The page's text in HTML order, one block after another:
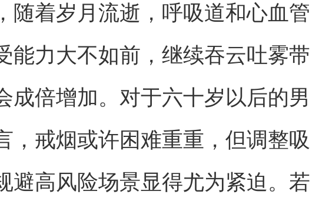
随着岁月流逝，呼吸道和心血管
能力大不如前，继续吞云吐雾带
成倍增加。对于六十岁以后的男
，戒烟或许困难重重，但调整吸
避高风险场景显得尤为紧迫。若